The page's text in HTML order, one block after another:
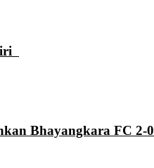
Bhayangkara FC 2-0